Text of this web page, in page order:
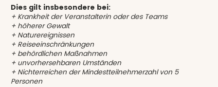
Dies gilt insbesondere bei:
+ Krankheit der Veranstalterin oder des Teams
+ höherer Gewalt
+ Naturereignissen
+ Reiseeinschränkungen
+ behördlichen Maßnahmen
+ unvorhersehbaren Umständen
+ Nichterreichen der Mindestteilnehmerzahl von 5
Personen